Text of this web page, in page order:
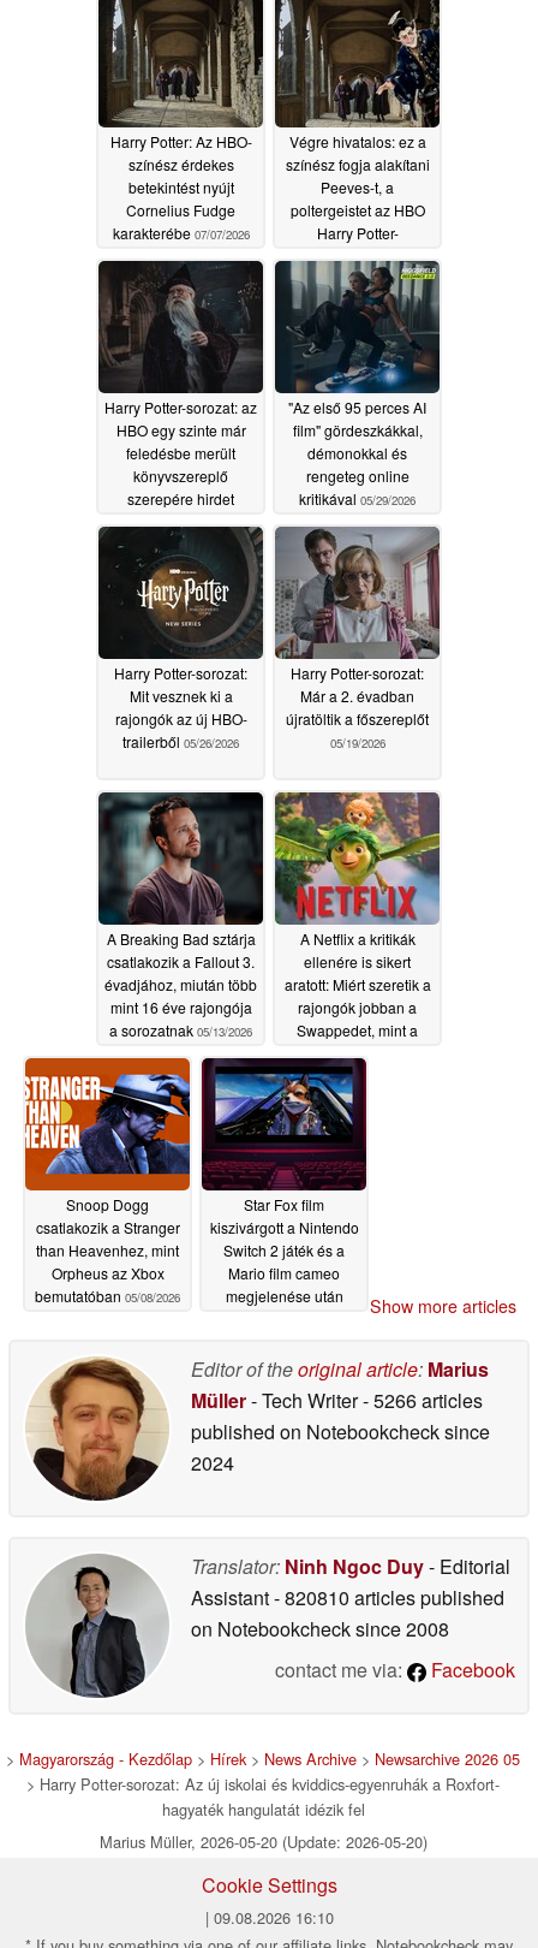
Harry Potter: Az HBO-
színész érdekes
betekintést nyújt
Cornelius Fudge
karakterébe 07/07/2026
Végre hivatalos: ez a
színész fogja alakítani
Peeves-t, a
poltergeistet az HBO
Harry Potter-
06/18/2026
Harry Potter-sorozat: az
HBO egy szinte már
feledésbe merült
könyvszereplő
szerepére hirdet
reményt kelt egy
hűséges adaptációra
06/15/2026
"Az első 95 perces AI
film" gördeszkákkal,
démonokkal és
rengeteg online
kritikával 05/29/2026
Harry Potter-sorozat:
Mit vesznek ki a
rajongók az új HBO-
trailerből 05/26/2026
Harry Potter-sorozat:
Már a 2. évadban
újratöltik a főszereplőt
05/19/2026
A Breaking Bad sztárja
csatlakozik a Fallout 3.
évadjához, miután több
mint 16 éve rajongója
a sorozatnak 05/13/2026
A Netflix a kritikák
ellenére is sikert
aratott: Miért szeretik a
rajongók jobban a
Swappedet, mint a
05/08/2026
Snoop Dogg
csatlakozik a Stranger
than Heavenhez, mint
Orpheus az Xbox
bemutatóban 05/08/2026
Star Fox film
kiszivárgott a Nintendo
Switch 2 játék és a
Mario film cameo
megjelenése után
Show more articles
Editor of theoriginal article: Marius
Müller- Tech Writer- 5266 articles
published on Notebookchecksince
2024
Translator: Ninh Ngoc Duy- Editorial
Assistant- 820810 articles published
on Notebookchecksince 2008
contact me via:
Facebook
> Magyarország - Kezdőlap > Hírek> News Archive > Newsarchive 2026 05
> Harry Potter-sorozat: Az új iskolai és kviddics-egyenruhák a Roxfort-
hagyaték hangulatát idézik fel
Marius Müller, 2026-05-20 (Update: 2026-05-20)
Cookie Settings
| 09.08.2026 16:10